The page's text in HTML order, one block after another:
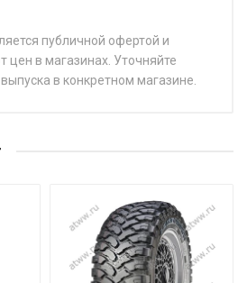
публичной офертой и
цен в магазинах. Уточняйте
в конкретном магазине.
X-AT 265/70R17 115S
X-AT 245/65R17 111T
X-AT 245/70R16 111T